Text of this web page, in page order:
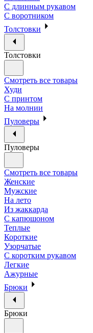
С длинным рукавом
С воротником
Толстовки
Толстовки
Смотреть все товары
Худи
С принтом
На молнии
Пуловеры
Пуловеры
Смотреть все товары
Женские
Мужские
На лето
Из жаккарда
С капюшоном
Теплые
Короткие
Узорчатые
С коротким рукавом
Легкие
Ажурные
Брюки
Брюки